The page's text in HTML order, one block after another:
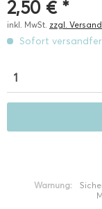
2,50 € *
inkl. MwSt. zzgl.
Sofort
Warnung: